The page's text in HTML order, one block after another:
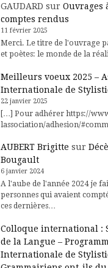
GAUDARD sur Ouvrages
comptes rendus
11 février 2025
Merci. Le titre de l'ouvrage
et poètes: le monde de la
Meilleurs voeux 2025 –
Internationale de
22 janvier 2025
[…] Pour adhérer https://
lassociation/adhesion/
AUBERT Brigitte sur
Bougault
6 janvier 2024
A l'aube de l'année 2024 je
personnes qui avaient
ces dernières…
Colloque international :
de la Langue –
Internationale de